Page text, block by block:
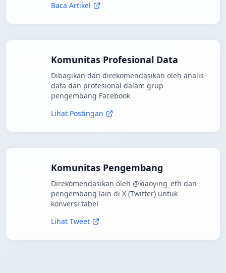
Baca Artikel
Komunitas Profesional Data
Dibagikan dan direkomendasikan oleh analis
data dan profesional dalam grup
pengembang Facebook
Lihat Postingan
Komunitas Pengembang
Direkomendasikan oleh @xiaoying_eth dan
pengembang lain di X (Twitter) untuk
konversi tabel
Lihat Tweet